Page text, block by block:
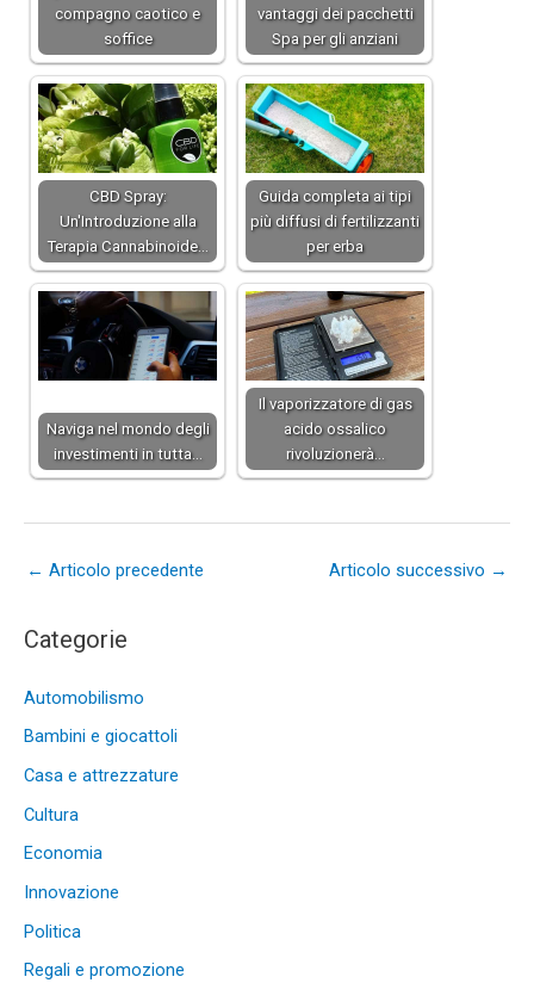
compagno caotico e
soffice
vantaggi dei pacchetti
Spa per gli anziani
CBD Spray:
Un'Introduzione alla
Terapia Cannabinoide…
Guida completa ai tipi
più diffusi di fertilizzanti
per erba
Naviga nel mondo degli
investimenti in tutta…
Il vaporizzatore di gas
acido ossalico
rivoluzionerà…
← Articolo precedente Articolo successivo →
Categorie
Automobilismo
Bambini e giocattoli
Casa e attrezzature
Cultura
Economia
Innovazione
Politica
Regali e promozione